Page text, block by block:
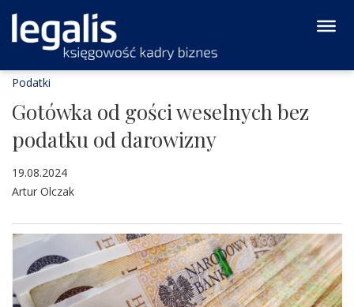
Podatki
Gotówka od gości weselnych bez
podatku od darowizny
19.08.2024
Artur Olczak